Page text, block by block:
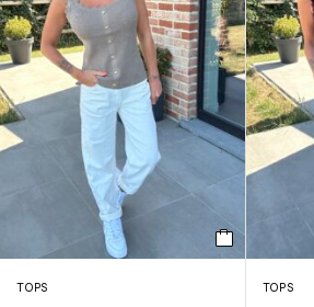
TOPS TOPS